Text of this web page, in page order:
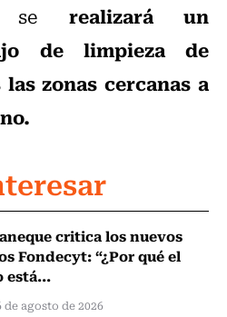
se realizará un
de limpieza de
zonas cercanas a
critica los nuevos
Fondecyt: “¿Por qué el
está...
de agosto de 2026